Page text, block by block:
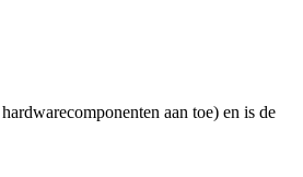
aan toe) en is de